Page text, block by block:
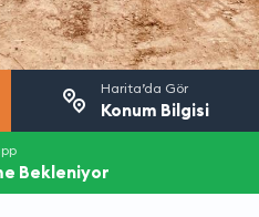
Harita’da Gör
Konum Bilgisi
Bekleniyor